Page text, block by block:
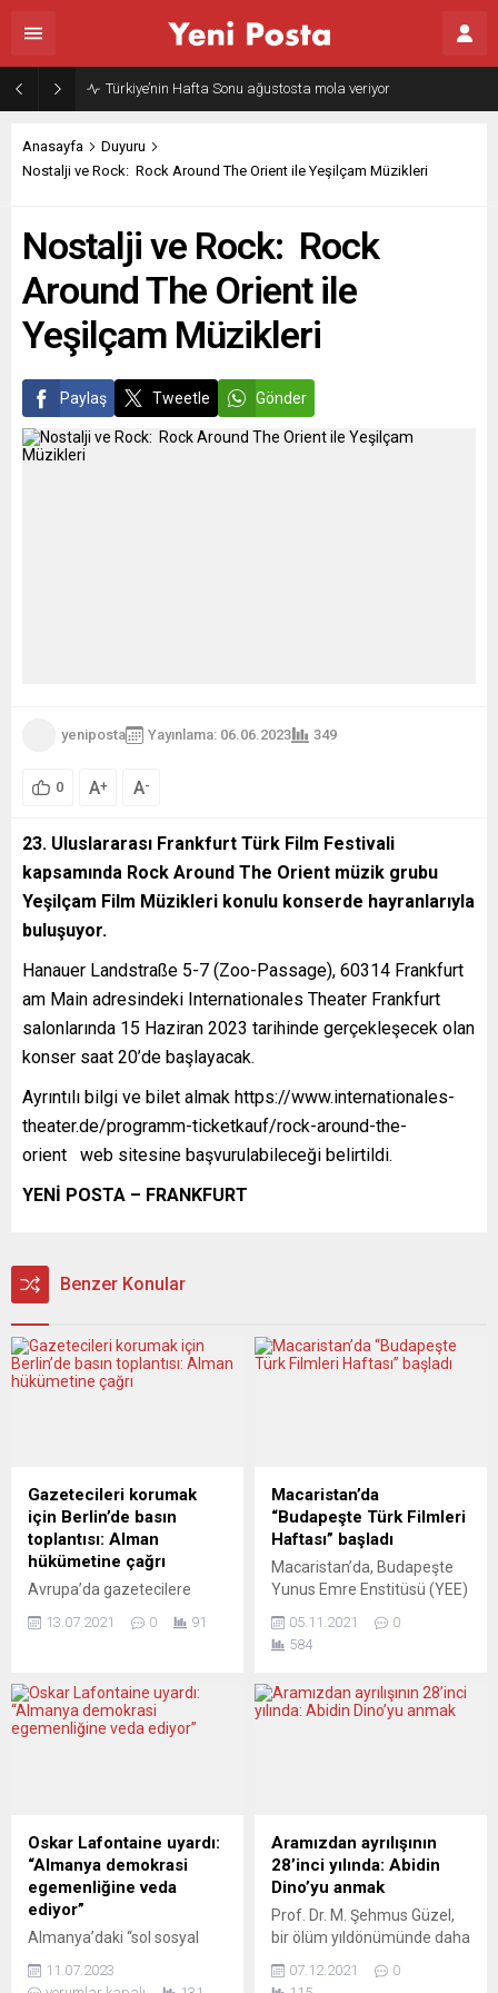
Türkiye’nin Hafta Sonu ağustosta mola veriyor
Anasayfa
Duyuru
Nostalji ve Rock: Rock Around The Orient ile Yeşilçam Müzikleri
Nostalji ve Rock: Rock
Around The Orient ile
Yeşilçam Müzikleri
Paylaş Tweetle Gönder
yeniposta Yayınlama: 06.06.2023 349
0 A+ A-
23. Uluslararası Frankfurt Türk Film Festivali
kapsamında Rock Around The Orient müzik grubu
Yeşilçam Film Müzikleri konulu konserde hayranlarıyla
buluşuyor.
Hanauer Landstraße 5-7 (Zoo-Passage), 60314 Frankfurt
am Main adresindeki Internationales Theater Frankfurt
salonlarında 15 Haziran 2023 tarihinde gerçekleşecek olan
konser saat 20’de başlayacak.
Ayrıntılı bilgi ve bilet almak https://www.internationales-
theater.de/programm-ticketkauf/rock-around-the-
orient web sitesine başvurulabileceği belirtildi.
YENİ POSTA – FRANKFURT
Benzer Konular
Gazetecileri korumak
için Berlin’de basın
toplantısı: Alman
hükümetine çağrı
Avrupa’da gazetecilere
üzerine “KulturForum Türkei
Toplantıya Can Dündar, Erk
Acarer, Aslı Erdoğan, Prof.
sunmaktan korkmayan
gazetecilere saldırıların
artması üzerine
“Gazeteciler Avrupa’da da
daha iyi korunmalı!” başlıklı...
13.07.2021 0 91
Macaristan’da
“Budapeşte Türk Filmleri
Haftası” başladı
Macaristan’da, Budapeşte
Yunus Emre Enstitüsü (YEE)
Bakanlığı Sinema Genel
Müdürlüğünün desteğiyle
Haftası”, başkentteki Sugar
Mozi sinema salonunda
Macaristan’da dördüncüsü
düzenlenen Türk Filmleri
Haftası kapsamında, Bizim
İçin Şampiyon, 7. Koğuştaki
Mucize,...
05.11.2021
0
584
Oskar Lafontaine uyardı:
“Almanya demokrasi
egemenliğine veda
ediyor”
Almanya’daki “sol sosyal
etkili isimlerinden Oskar
11.07.2023
Aramızdan ayrılışının
28’inci yılında: Abidin
Dino’yu anmak
Prof. Dr. M. Şehmus Güzel,
bir ölüm yıldönümünde daha
olduğu, çalışmalarına en
07.12.2021
0